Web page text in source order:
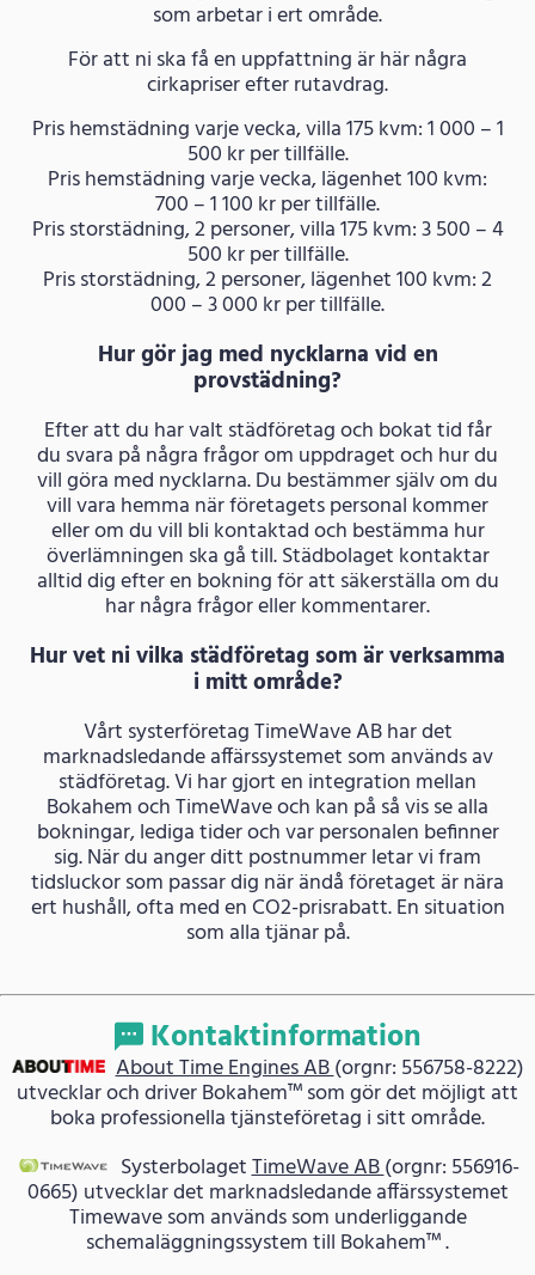
som arbetar i ert område.
För att ni ska få en uppfattning är här några
cirkapriser efter rutavdrag.
Pris hemstädning varje vecka, villa 175 kvm: 1 000 – 1
500 kr per tillfälle.
Pris hemstädning varje vecka, lägenhet 100 kvm:
700 – 1 100 kr per tillfälle.
Pris storstädning, 2 personer, villa 175 kvm: 3 500 – 4
500 kr per tillfälle.
Pris storstädning, 2 personer, lägenhet 100 kvm: 2
000 – 3 000 kr per tillfälle.
Hur gör jag med nycklarna vid en
provstädning?
Efter att du har valt städföretag och bokat tid får
du svara på några frågor om uppdraget och hur du
vill göra med nycklarna. Du bestämmer själv om du
vill vara hemma när företagets personal kommer
eller om du vill bli kontaktad och bestämma hur
överlämningen ska gå till. Städbolaget kontaktar
alltid dig efter en bokning för att säkerställa om du
har några frågor eller kommentarer.
Hur vet ni vilka städföretag som är verksamma
i mitt område?
Vårt systerföretag TimeWave AB har det
marknadsledande affärssystemet som används av
städföretag. Vi har gjort en integration mellan
Bokahem och TimeWave och kan på så vis se alla
bokningar, lediga tider och var personalen befinner
sig. När du anger ditt postnummer letar vi fram
tidsluckor som passar dig när ändå företaget är nära
ert hushåll, ofta med en CO2-prisrabatt. En situation
som alla tjänar på.
Kontaktinformation
About Time Engines AB(orgnr: 556758-8222)
utvecklar och driver Bokahem™ som gör det möjligt att
boka professionella tjänsteföretag i sitt område.
SysterbolagetTimeWave AB(orgnr: 556916-
0665) utvecklar det marknadsledande affärssystemet
Timewave som används som underliggande
schemaläggningssystem till Bokahem™ .